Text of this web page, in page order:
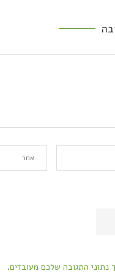
נתוני התגובה שלכם מעובדים.